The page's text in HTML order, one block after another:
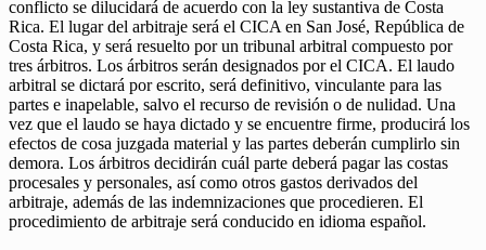
conflicto se dilucidará de acuerdo con la ley sustantiva de Costa
Rica. El lugar del arbitraje será el CICA en San José, República de
Costa Rica, y será resuelto por un tribunal arbitral compuesto por
tres árbitros. Los árbitros serán designados por el CICA. El laudo
arbitral se dictará por escrito, será definitivo, vinculante para las
partes e inapelable, salvo el recurso de revisión o de nulidad. Una
vez que el laudo se haya dictado y se encuentre firme, producirá los
efectos de cosa juzgada material y las partes deberán cumplirlo sin
demora. Los árbitros decidirán cuál parte deberá pagar las costas
procesales y personales, así como otros gastos derivados del
arbitraje, además de las indemnizaciones que procedieren. El
procedimiento de arbitraje será conducido en idioma español.